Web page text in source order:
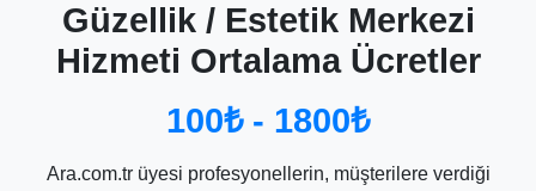
Güzellik / Estetik Merkezi
Hizmeti Ortalama Ücretler
100₺ - 1800₺
Ara.com.tr üyesi profesyonellerin, müşterilere verdiği